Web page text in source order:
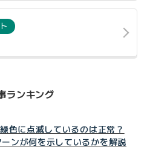
ランキング
色に点滅しているのは正常？
ンが何を示しているかを解説